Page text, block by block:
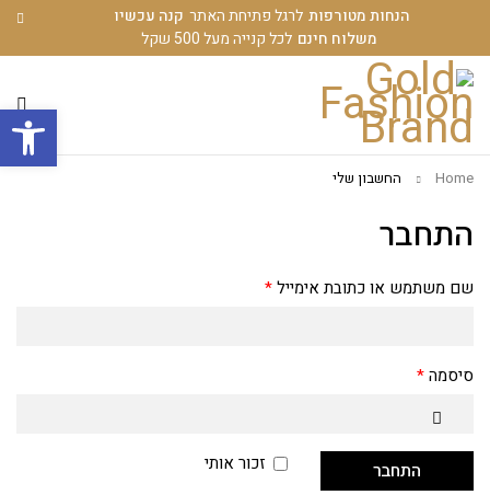
הנחות מטורפות לרגל פתיחת האתר קנה עכשיו
משלוח חינם לכל קנייה מעל 500 שקל
Home החשבון שלי
התחבר
שם משתמש או כתובת אימייל*
סיסמה*
זכור אותי התחבר
פתח